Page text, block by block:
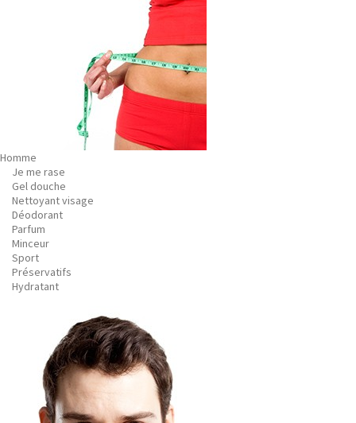
Homme
Je me rase
Gel douche
Nettoyant visage
Déodorant
Parfum
Minceur
Sport
Préservatifs
Hydratant